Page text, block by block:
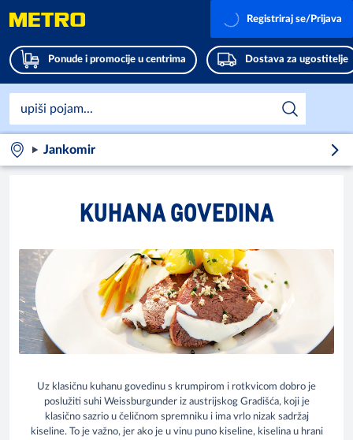
Ponude i promocije u centrima Dostava za ugostitelje
Registriraj se/Prijava
Jankomir
KUHANA GOVEDINA
Uz klasičnu kuhanu govedinu s krumpirom i rotkvicom dobro je
poslužiti suhi Weissburgunder iz austrijskog Gradišća, koji je
klasično sazrio u čeličnom spremniku i ima vrlo nizak sadržaj
kiseline. To je važno, jer ako je u vinu puno kiseline, kiselina u hrani